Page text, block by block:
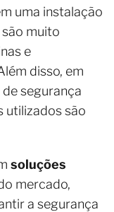
uma instalação
muito
e
disso, em
segurança
utilizados são
soluções
mercado,
a segurança